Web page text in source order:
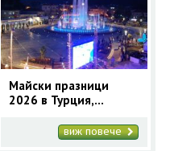
КОНТАКТИ
Запитване
Майски празници
2026 в Турция,
нощувки виж повече